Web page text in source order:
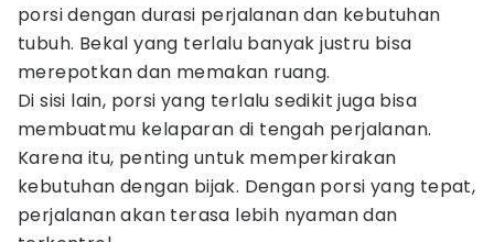
porsi dengan durasi perjalanan dan kebutuhan
tubuh. Bekal yang terlalu banyak justru bisa
merepotkan dan memakan ruang.
Di sisi lain, porsi yang terlalu sedikit juga bisa
membuatmu kelaparan di tengah perjalanan.
Karena itu, penting untuk memperkirakan
kebutuhan dengan bijak. Dengan porsi yang tepat,
perjalanan akan terasa lebih nyaman dan